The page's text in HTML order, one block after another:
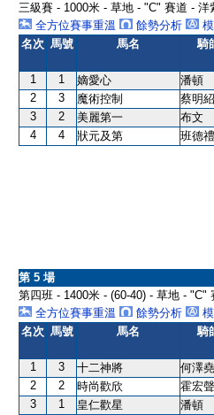
三級賽 - 1000米 - 草地 - "C" 賽道 - 洋
全方位賽事重溫
餘勢分析
名次 馬號 馬名 騎
1 1 嫡愛心 潘頓
2
3 魔術控制 蔡明紹
3
2 美麗第一 布文
4
4 狀元及第 班德禮
第 5 場
第四班 - 1400米 - (60-40) - 草地 - "C"
全方位賽事重溫
餘勢分析
名次 馬號 馬名 騎
1 3 十二神將 何澤堯
2
2 時尚歡欣 霍宏聲
3
1 皇仁歡星 潘頓